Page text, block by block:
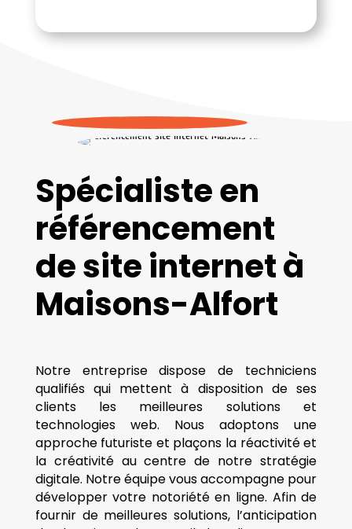
Spécialiste en
référencement
de site internet à
Maisons-Alfort
Notre entreprise dispose de techniciens
qualifiés qui mettent à disposition de ses
clients les meilleures solutions et
technologies web. Nous adoptons une
approche futuriste et plaçons la réactivité et
la créativité au centre de notre stratégie
digitale. Notre équipe vous accompagne pour
développer votre notoriété en ligne. Afin de
fournir de meilleures solutions, l’anticipation